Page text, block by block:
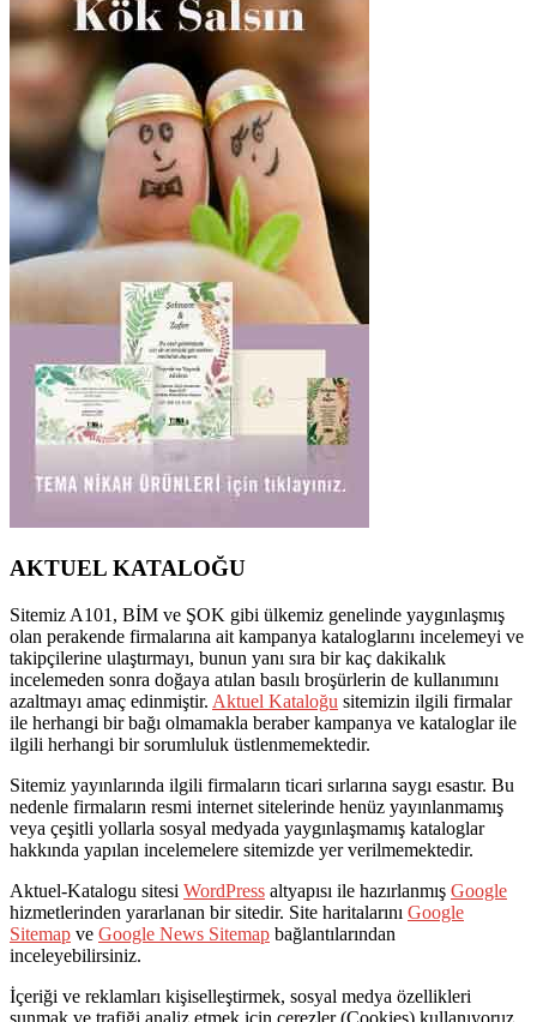
AKTUEL KATALOĞU
Sitemiz A101, BİM ve ŞOK gibi ülkemiz genelinde yaygınlaşmış
olan perakende firmalarına ait kampanya kataloglarını incelemeyi ve
takipçilerine ulaştırmayı, bunun yanı sıra bir kaç dakikalık
incelemeden sonra doğaya atılan basılı broşürlerin de kullanımını
azaltmayı amaç edinmiştir. Aktuel Kataloğu sitemizin ilgili firmalar
ile herhangi bir bağı olmamakla beraber kampanya ve kataloglar ile
ilgili herhangi bir sorumluluk üstlenmemektedir.
Sitemiz yayınlarında ilgili firmaların ticari sırlarına saygı esastır. Bu
nedenle firmaların resmi internet sitelerinde henüz yayınlanmamış
veya çeşitli yollarla sosyal medyada yaygınlaşmamış kataloglar
hakkında yapılan incelemelere sitemizde yer verilmemektedir.
Aktuel-Katalogu sitesi WordPress altyapısı ile hazırlanmış Google
hizmetlerinden yararlanan bir sitedir. Site haritalarını Google
Sitemap ve Google News Sitemap bağlantılarından
inceleyebilirsiniz.
İçeriği ve reklamları kişiselleştirmek, sosyal medya özellikleri
sunmak ve trafiği analiz etmek için çerezler (Cookies) kullanıyoruz.